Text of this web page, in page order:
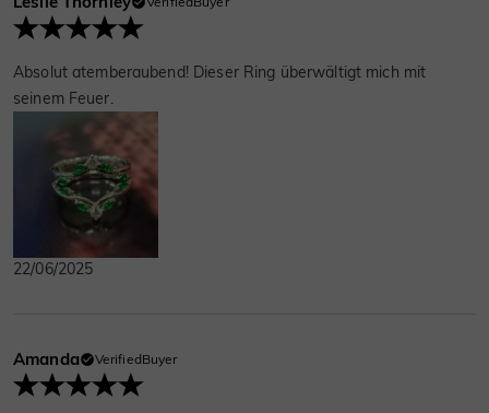
Absolut atemberaubend! Dieser Ring überwältigt mich mit
seinem Feuer.
22/06/2025
Amanda VerifiedBuyer